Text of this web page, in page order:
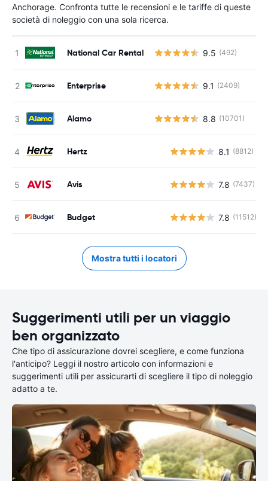
Anchorage. Confronta tutte le recensioni e le tariffe di queste
società di noleggio con una sola ricerca.
National Car Rental 9.5 (492)
Enterprise 9.1 (2409)
Alamo 8.8 (10701)
Hertz 8.1 (8812)
Avis 7.8 (7437)
Budget 7.8 (11512)
Mostra tutti i locatori
Suggerimenti utili per un viaggio
ben organizzato
Che tipo di assicurazione dovrei scegliere, e come funziona
l'anticipo? Leggi il nostro articolo con informazioni e
suggerimenti utili per assicurarti di scegliere il tipo di noleggio
adatto a te.